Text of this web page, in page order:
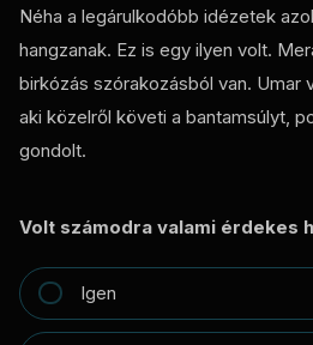
Néha a legárulkodóbb idézetek
hangzanak. Ez is egy ilyen volt.
birkózás szórakozásból van. Umar
aki közelről követi a bantamsúlyt,
gondolt.
Volt számodra valami érdekes
Igen